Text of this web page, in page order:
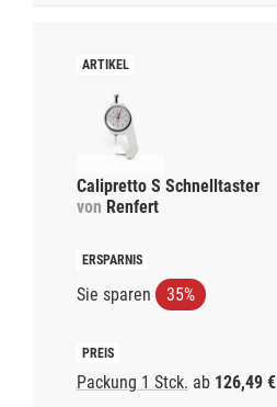
Calipretto S Schnelltaster
von Renfert
Sie sparen 35%
Packung 1 Stck. ab 126,49 €